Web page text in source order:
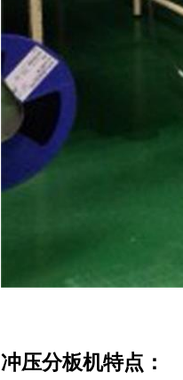
冲压分板机特点：